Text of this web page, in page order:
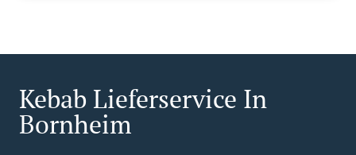
Kebab Lieferservice In
Bornheim